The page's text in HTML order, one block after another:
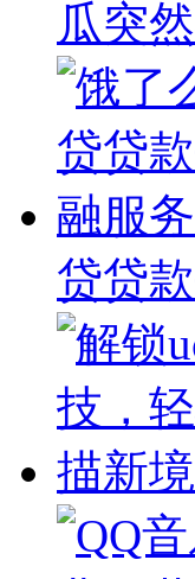
瓜突
贷贷